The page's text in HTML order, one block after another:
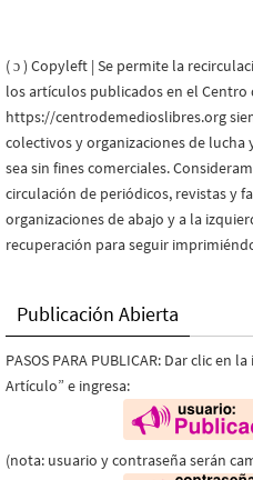
( ɔ ) Copyleft | Se permite la
los artículos publicados en el Centro
https://centrodemedioslibres.org
colectivos y organizaciones de
sea sin fines comerciales.
circulación de periódicos, revistas y
organizaciones de abajo y a la
recuperación para seguir
Publicación Abierta
PASOS PARA PUBLICAR: Dar clic en
Artículo” e ingresa:
(nota: usuario y contraseña serán